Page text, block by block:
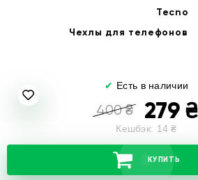
✔ Есть в наличии
400₴ 279 ₴
Кешбэк: 14 ₴
КУПИТЬ
Tecno
Чехлы для телефонов